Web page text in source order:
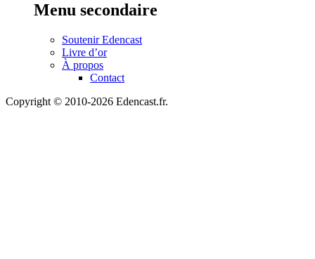
Menu secondaire
Soutenir Edencast
Livre d’or
À propos
Contact
Copyright © 2010-2026 Edencast.fr.